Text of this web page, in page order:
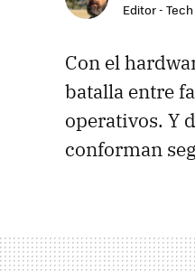
Editor - Tech
Con el
batalla entre
operativos. Y
conforman